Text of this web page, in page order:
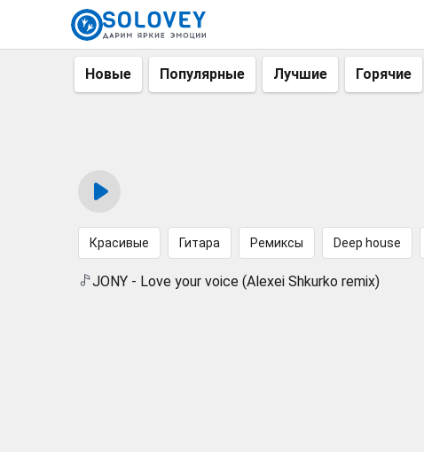
Новые Популярные Лучшие Горячие
Красивые Гитара Ремиксы Deep house
JONY - Love your voice (Alexei Shkurko remix)